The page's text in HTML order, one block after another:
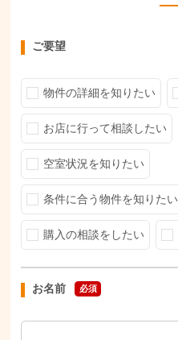
ご要望
物件の詳細を知りたい
お店に行って相談したい
空室状況を知りたい
条件に合う物件を知りたい
購入の相談をしたい
お名前 必須